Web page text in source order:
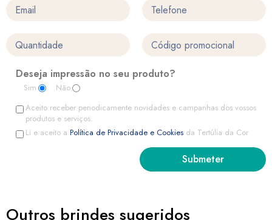
Deseja impressão no seu produto?
Sim
Não
Aceito receber periodicamente novidades e campanhas dos vossos
produtos e serviços.
Li e aceito a Política de Privacidade e Cookies da Tertúlia da Cor
Outros brindes sugeridos